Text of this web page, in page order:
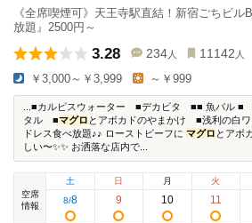
《全席喫煙可》天王寺駅直結！新宿ごちビ
放題』2500円～
3.28 234 人 11142 人
￥3,000～￥3,999 ～￥999
...■カルピスウォーター ■デカビタ ■■ 魚バル ■
タル ■マグロ とアボカドのやまかけ ■浅利の白
ドレス食べ放題♪♪ ローストビーフに マグロ とアボ
しい〜✨✨ お洒落な店内で...
空席
情報
土
8/8
日
9
月
10
火
11